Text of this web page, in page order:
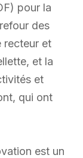
pour la
des
recteur et
et la
et
qui ont
est un